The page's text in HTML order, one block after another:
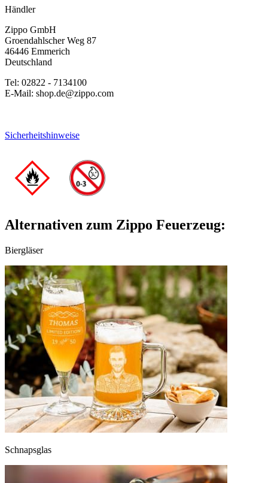
Händler
Zippo GmbH
Groendahlscher Weg 87
46446 Emmerich
Deutschland
Tel: 02822 - 7134100
E-Mail: shop.de@zippo.com
Sicherheitshinweise
Alternativen zum Zippo Feuerzeug:
Biergläser
Schnapsglas